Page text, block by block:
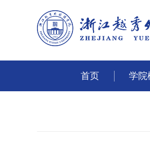
首页 学院